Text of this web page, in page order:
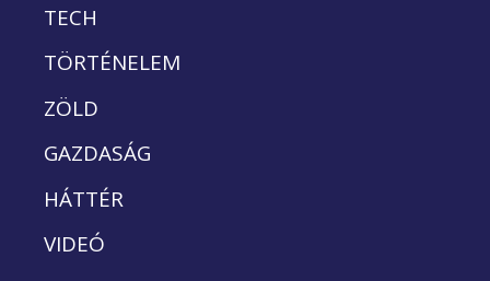
TECH
TÖRTÉNELEM
ZÖLD
GAZDASÁG
HÁTTÉR
VIDEÓ